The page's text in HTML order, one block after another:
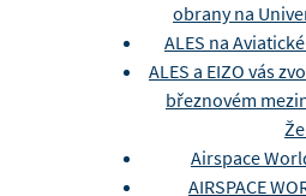
obrany na
ALES na
ALES a EIZO vás
březnovém
Airspace
AIRSPACE